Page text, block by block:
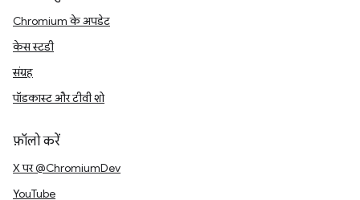
Chromium के अपडेट
केस स्टडी
संग्रह
पॉडकास्ट और टीवी शो
फ़ॉलो करें
X पर @ChromiumDev
YouTube